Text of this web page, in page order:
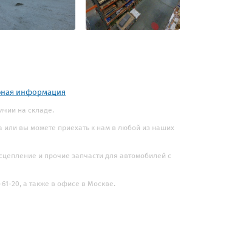
информация
на складе.
или вы можете приехать к нам в любой из наших
и прочие запчасти для автомобилей с
20, а также в офисе в Москве.